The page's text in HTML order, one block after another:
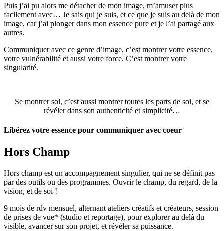
Puis j’ai pu alors me détacher de mon image, m’amuser plus
facilement avec… Je sais qui je suis, et ce que je suis au delà de mon
image, car j’ai plonger dans mon essence pure et je l’ai partagé aux
autres.
Communiquer avec ce genre d’image, c’est montrer votre essence,
votre vulnérabilité et aussi votre force. C’est montrer votre
singularité.
Se montrer soi, c’est aussi montrer toutes les parts de soi, et se
révéler dans son authenticité et simplicité…
Libérez votre essence pour communiquer avec coeur
Hors Champ
Hors champ est un accompagnement singulier, qui ne se définit pas
par des outils ou des programmes. Ouvrir le champ, du regard, de la
vision, et de soi !
9 mois de rdv mensuel, alternant ateliers créatifs et créateurs, session
de prises de vue* (studio et reportage), pour explorer au delà du
visible, avancer sur son projet, et révéler sa puissance.